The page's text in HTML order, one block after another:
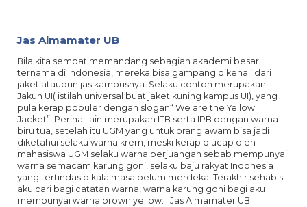
Jas Almamater UB
Bila kita sempat memandang sebagian akademi besar
ternama di Indonesia, mereka bisa gampang dikenali dari
jaket ataupun jas kampusnya. Selaku contoh merupakan
Jakun UI( istilah universal buat jaket kuning kampus UI), yang
pula kerap populer dengan slogan“ We are the Yellow
Jacket”. Perihal lain merupakan ITB serta IPB dengan warna
biru tua, setelah itu UGM yang untuk orang awam bisa jadi
diketahui selaku warna krem, meski kerap diucap oleh
mahasiswa UGM selaku warna perjuangan sebab mempunyai
warna semacam karung goni, selaku baju rakyat Indonesia
yang tertindas dikala masa belum merdeka. Terakhir sehabis
aku cari bagi catatan warna, warna karung goni bagi aku
mempunyai warna brown yellow. | Jas Almamater UB